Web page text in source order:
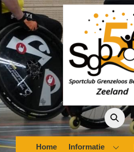
Skip
content
Home Informatie